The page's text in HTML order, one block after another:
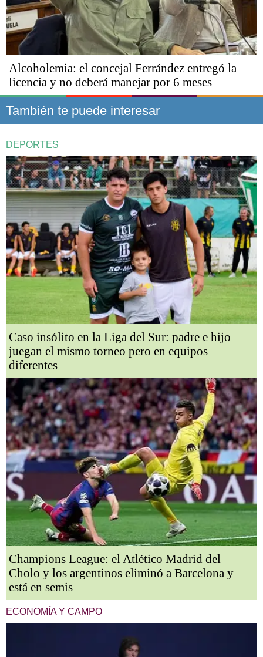
Alcoholemia: el concejal Ferrández entregó la
licencia y no deberá manejar por 6 meses
También te puede interesar
DEPORTES
Caso insólito en la Liga del Sur: padre e hijo
juegan el mismo torneo pero en equipos
diferentes
Champions League: el Atlético Madrid del
Cholo y los argentinos eliminó a Barcelona y
está en semis
ECONOMÍA Y CAMPO